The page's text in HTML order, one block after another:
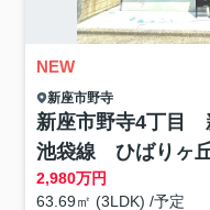
NEW
新座市野寺
新座市野寺4丁目
池袋線 ひばりヶ
2,980万円
63.69㎡ (3LDK) /予定